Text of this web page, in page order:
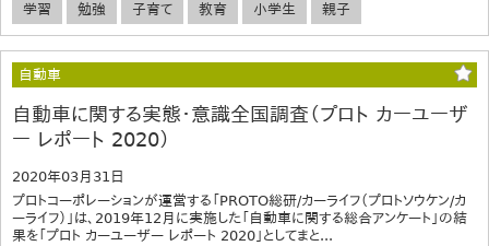
学習 勉強 子育て 教育 小学生 親子
自動車
自動車に関する実態・意識全国調査（プロト カーユーザ
ー レポート 2020）
2020年03月31日
プロトコーポレーションが運営する「PROTO総研/カーライフ（プロトソウケン/カ
ーライフ）」は、2019年12月に実施した「自動車に関する総合アンケート」の結
果を「プロト カーユーザー レポート 2020」としてまと...